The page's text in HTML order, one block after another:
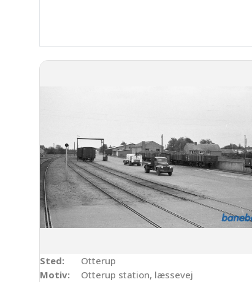
Sted:
Otterup
Motiv:
Otterup station, læssevej